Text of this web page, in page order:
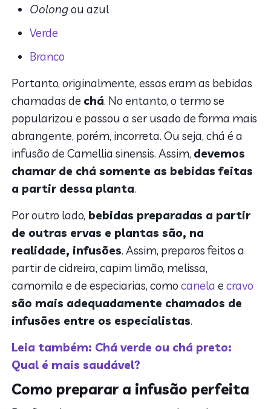
Oolongou azul
Verde
Branco
Portanto, originalmente, essas eram as bebidas
chamadas de chá. No entanto, o termo se
popularizou e passou a ser usado de forma mais
abrangente, porém, incorreta. Ou seja, chá é a
infusão de Camellia sinensis. Assim, devemos
chamar de chá somente as bebidas feitas
a partir dessa planta.
Por outro lado, bebidas preparadas a partir
de outras ervas e plantas são, na
realidade, infusões. Assim, preparos feitos a
partir de cidreira, capim limão, melissa,
camomila e de especiarias, comocanela ecravo
são mais adequadamente chamados de
infusões entre os especialistas.
Leia também: Chá verde ou chá preto:
Qual é mais saudável?
Como preparar a infusão perfeita